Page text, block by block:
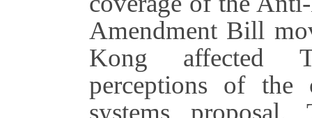
Amendment Bill
Kong affected
perceptions of the
systems